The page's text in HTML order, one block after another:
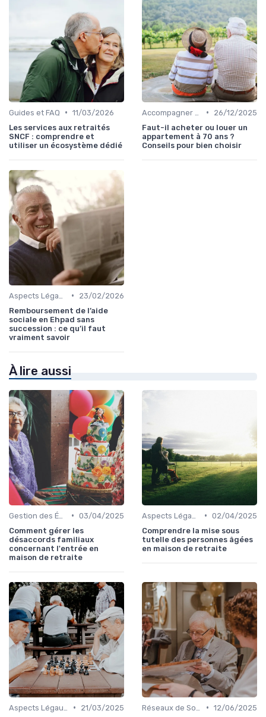
Guides et FAQ • 11/03/2026
Les services aux retraités
SNCF : comprendre et
utiliser un écosystème dédié
•
26/12/2025
Faut-il acheter ou louer un
appartement à 70 ans ?
Conseils pour bien choisir
•
23/02/2026
Remboursement de l’aide
sociale en Ehpad sans
succession : ce qu’il faut
vraiment savoir
À lire aussi
• 03/04/2025
Comment gérer les
désaccords familiaux
concernant l'entrée en
maison de retraite
• 02/04/2025
Comprendre la mise sous
tutelle des personnes âgées
en maison de retraite
•
21/03/2025
• 12/06/2025